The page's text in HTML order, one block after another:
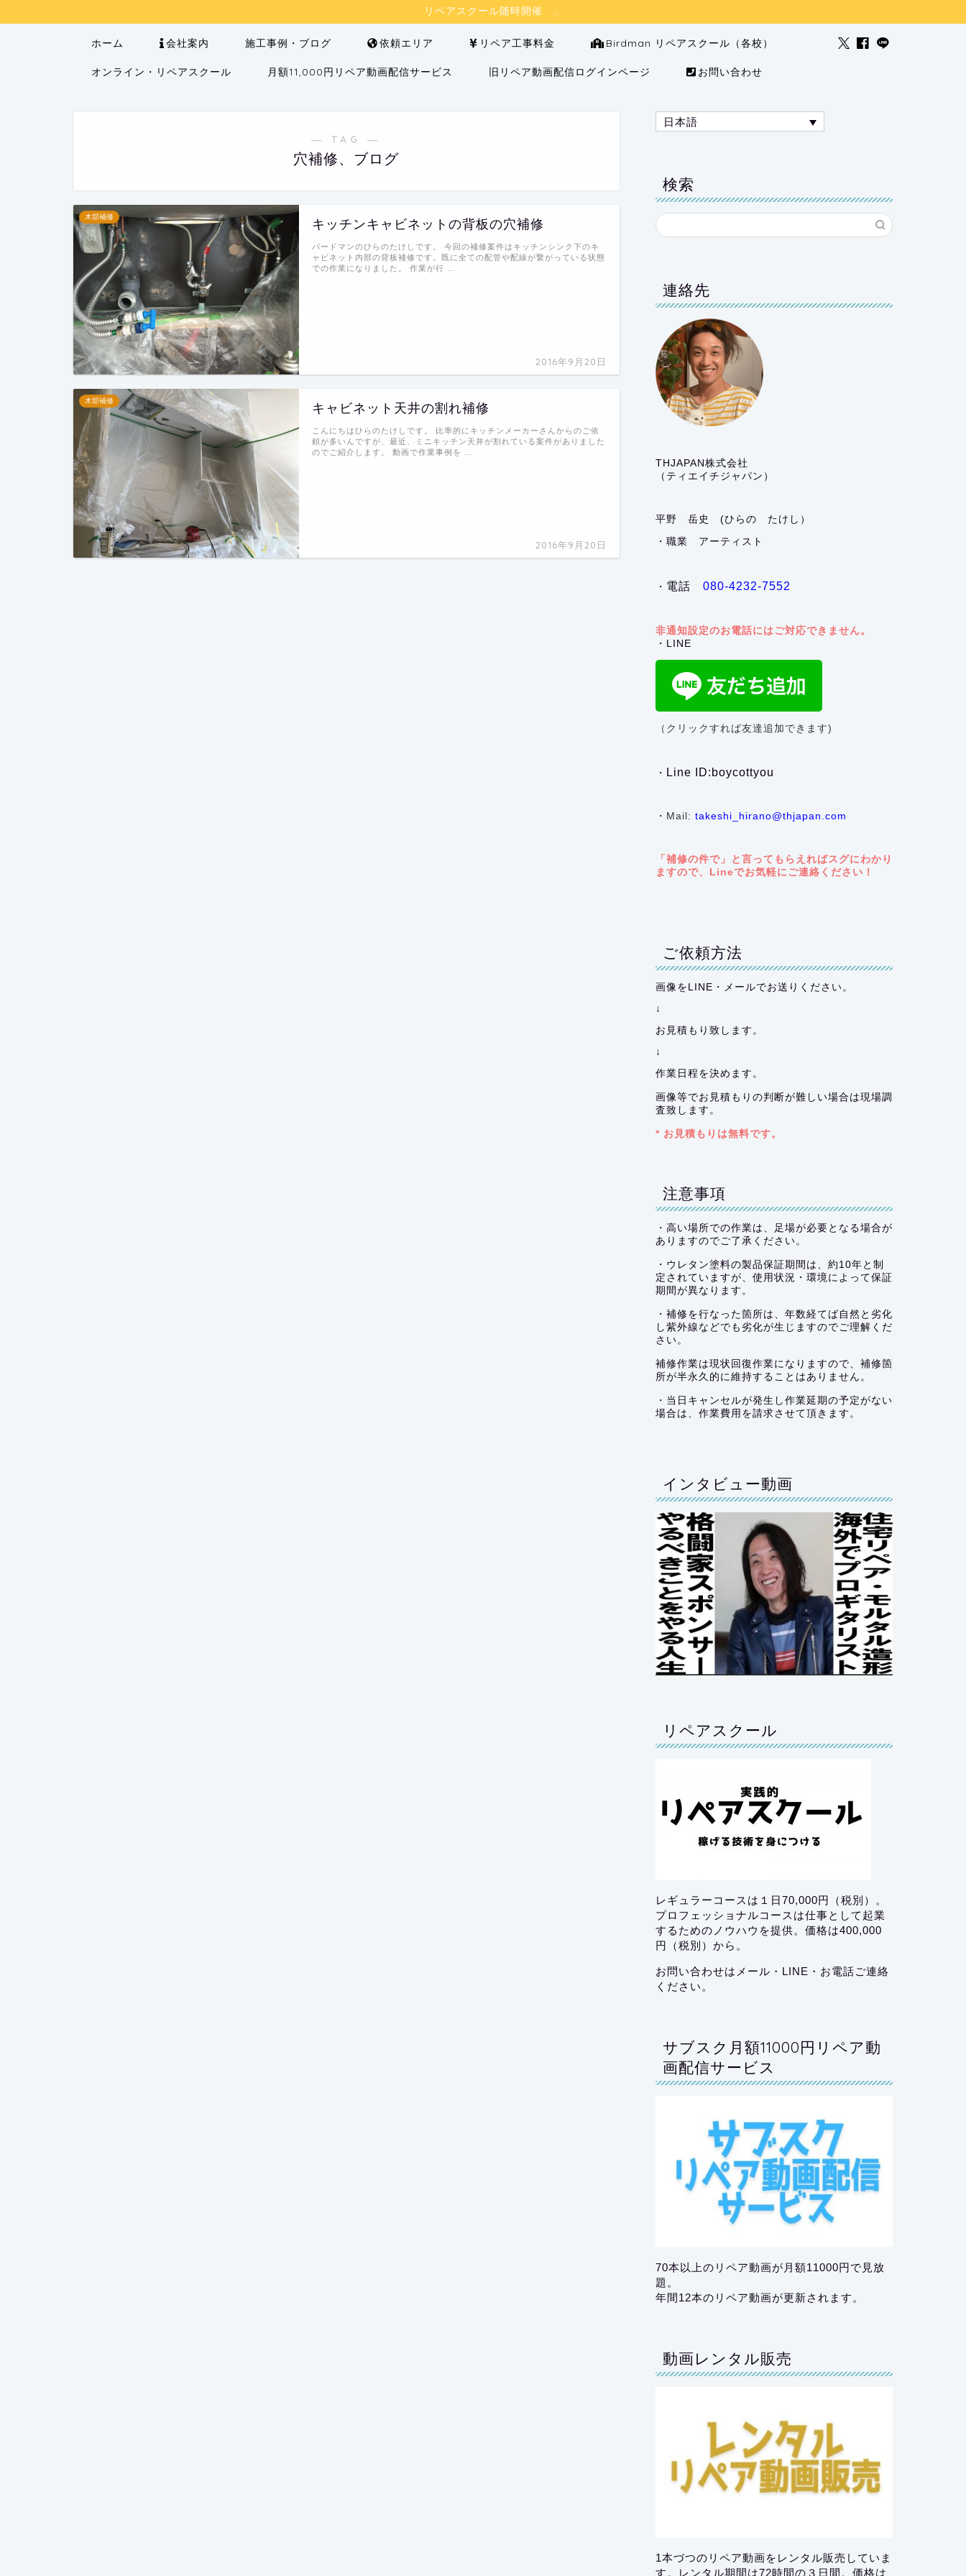
リペアスクール随時開催
ホーム 会社案内 施工事例・ブログ 依頼エリア リペア工事料金 Birdman リペアスクール（各校）
オンライン・リペアスクール 月額11,000円リペア動画配信サービス 旧リペア動画配信ログインページ お問い合わせ
― TAG ―
穴補修、ブログ
木部補修
キッチンキャビネットの背板の穴補修
2016年9月20日
バードマンのひらのたけしです。 今回の補修案件はキッチンシンク下のキ
ャビネット内部の背板補修です。既に全ての配管や配線が繋がっている状態
での作業になりました。 作業が行 …
木部補修
キャビネット天井の割れ補修
2016年9月20日
こんにちはひらのたけしです。 比率的にキッチンメーカーさんからのご依
頼が多いんですが、最近、ミニキッチン天井が割れている案件がありました
のでご紹介します。 動画で作業事例を …
日本語
検索
連絡先
THJAPAN株式会社
（ティエイチジャパン）
平野 岳史 (ひらの たけし）
・職業 アーティスト
・ 電話 080-4232-7552
非通知設定のお電話にはご対応できません。
・LINE
（クリックすれば友達追加できます)
・ Line ID:boycottyou
・ Mail: takeshi_hirano@thjapan.com
「補修の件で」と言ってもらえればスグにわかり
ますので、Lineでお気軽にご連絡ください！
ご依頼方法
画像をLINE・メールでお送りください。
↓
お見積もり致します。
↓
作業日程を決めます。
画像等でお見積もりの判断が難しい場合は現場調
査致します。
* お見積もりは無料です。
注意事項
・高い場所での作業は、足場が必要となる場合が
ありますのでご了承ください。
・ウレタン塗料の製品保証期間は、約10年と制
定されていますが、使用状況・環境によって保証
期間が異なります。
・補修を行なった箇所は、年数経てば自然と劣化
し紫外線などでも劣化が生じますのでご理解くだ
さい。
補修作業は現状回復作業になりますので、補修箇
所が半永久的に維持することはありません。
・当日キャンセルが発生し作業延期の予定がない
場合は、作業費用を請求させて頂きます。
インタビュー動画
リペアスクール
レギュラーコースは１日70,000円（税別）。
プロフェッショナルコースは仕事として起業
するためのノウハウを提供。価格は400,000
円（税別）から。
お問い合わせはメール・LINE・お電話ご連絡
ください。
サブスク月額11000円リペア動
画配信サービス
70本以上のリペア動画が月額11000円で見放
題。
年間12本のリペア動画が更新されます。
動画レンタル販売
1本づつのリペア動画をレンタル販売していま
す。レンタル期間は72時間の３日間。価格は